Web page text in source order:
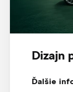
Dizajn
Ďalšie